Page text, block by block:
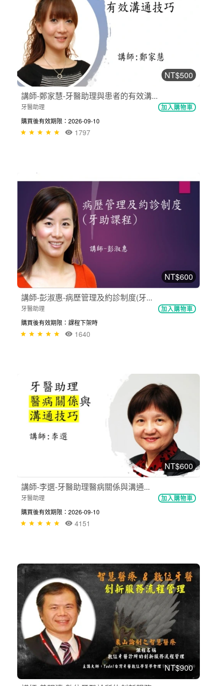
NT$500
講師-鄭家慧-牙醫助理與患者的有效溝...
牙醫助理 加入購物車
購買後有效期限：2026-09-10
1797
NT$600
講師-彭淑惠-病歷管理及約診制度(牙...
牙醫助理 加入購物車
購買後有效期限：課程下架時
1640
NT$600
講師-李選-牙醫助理醫病關係與溝通...
牙醫助理 加入購物車
購買後有效期限：2026-09-10
4151
NT$900